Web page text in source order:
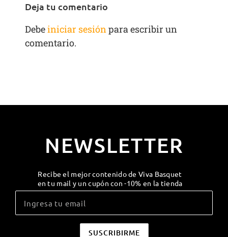
Deja tu comentario
Debeiniciar sesiónpara escribir un
comentario.
NEWSLETTER
Recibe el mejor contenido de Viva Basquet
en tu mail y un cupón con -10% en la tienda